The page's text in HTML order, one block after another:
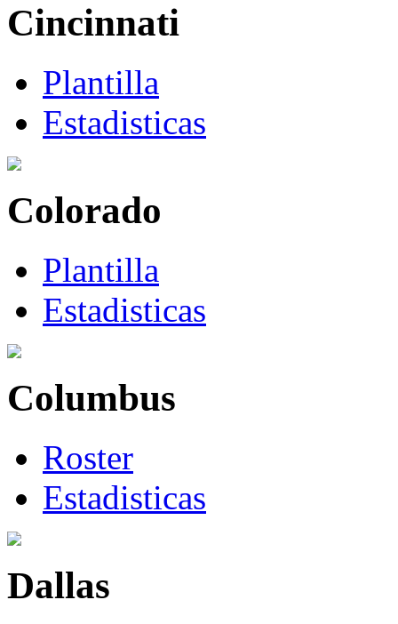
Cincinnati
Plantilla
Estadisticas
Colorado
Plantilla
Estadisticas
Columbus
Roster
Estadisticas
Dallas